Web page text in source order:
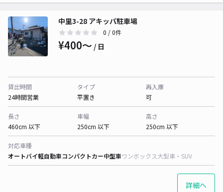
中里3-28 アキッパ駐車場
0 / 0件
¥400〜 / 日
貸出時間
24時間営業
タイプ
平置き
再入庫
可
長さ
460cm 以下
車幅
250cm 以下
高さ
250cm 以下
対応車種
オートバイ軽自動車コンパクトカー中型車ワンボックス大型車・SUV
詳細へ